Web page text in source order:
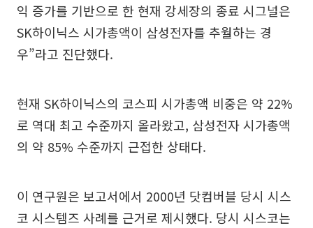
익 증가를 기반으로 한 현재 강세장의 종료 시그널은
SK하이닉스 시가총액이 삼성전자를 추월하는 경
우”라고 진단했다.
현재 SK하이닉스의 코스피 시가총액 비중은 약 22%
로 역대 최고 수준까지 올라왔고, 삼성전자 시가총액
의 약 85% 수준까지 근접한 상태다.
이 연구원은 보고서에서 2000년 닷컴버블 당시 시스
코 시스템즈 사례를 근거로 제시했다. 당시 시스코는